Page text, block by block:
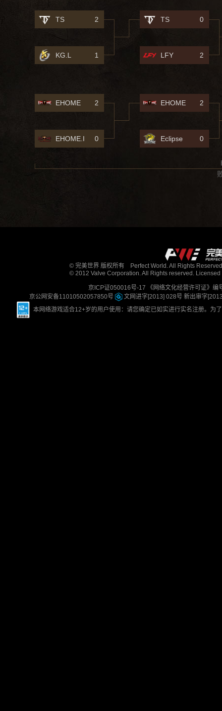
TS 2
KG.L 1
EHOME 2
EHOME.I 0
TS 0
LFY 2
EHOME 2
Eclipse 0
© 完美世界 版权所有 Perfect World. All Rights
© 2012 Valve Corporation. All Rights reserved.
京ICP证050016号-17
《网络文化经营许可证》
京公网安备11010502057850号
文网进字[2013] 028号 新出审字
本网络游戏适合12+岁的用户使用：请您确定已如实进行实名注册。